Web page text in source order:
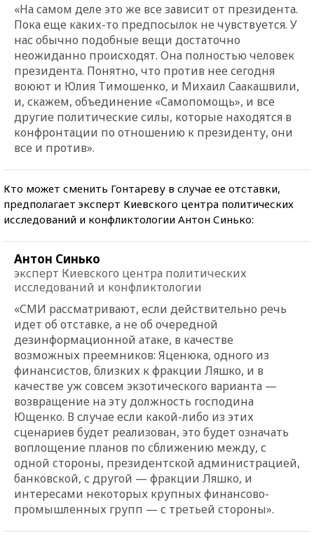
«На самом деле это же все зависит от президента.
Пока еще каких-то предпосылок не чувствуется. У
нас обычно подобные вещи достаточно
неожиданно происходят. Она полностью человек
президента. Понятно, что против нее сегодня
воюют и Юлия Тимошенко, и Михаил Саакашвили,
и, скажем, объединение «Самопомощь», и все
другие политические силы, которые находятся в
конфронтации по отношению к президенту, они
все и против».
Кто может сменить Гонтареву в случае ее отставки,
предполагает эксперт Киевского центра политических
исследований и конфликтологии Антон Синько:
Антон Синько
эксперт Киевского центра политических
исследований и конфликтологии
«СМИ рассматривают, если действительно речь
идет об отставке, а не об очередной
дезинформационной атаке, в качестве
возможных преемников: Яценюка, одного из
финансистов, близких к фракции Ляшко, и в
качестве уж совсем экзотического варианта —
возвращение на эту должность господина
Ющенко. В случае если какой-либо из этих
сценариев будет реализован, это будет означать
воплощение планов по сближению между, с
одной стороны, президентской администрацией,
банковской, с другой — фракции Ляшко, и
интересами некоторых крупных финансово-
промышленных групп — с третьей стороны».